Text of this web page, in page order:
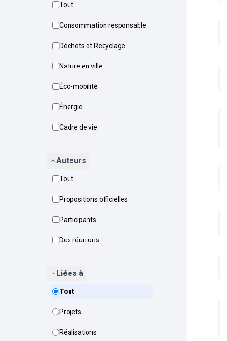
Tout
Consommation responsable
Déchets et Recyclage
Nature en ville
Éco-mobilité
Énergie
Cadre de vie
Auteurs
Tout
Propositions officielles
Participants
Des réunions
Liées à
Tout
Projets
Réalisations